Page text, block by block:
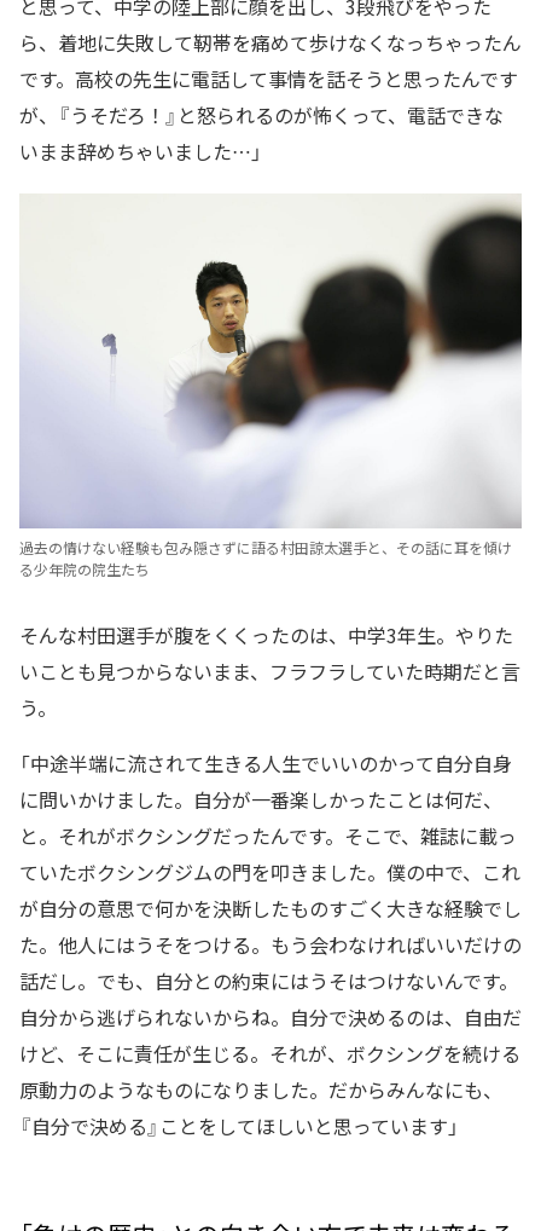
ら、着地に失敗して靭帯を痛めて歩けなくなっちゃったん
です。高校の先生に電話して事情を話そうと思ったんです
が、『うそだろ！』と怒られるのが怖くって、電話できな
いまま辞めちゃいました…」
過去の情けない経験も包み隠さずに語る村田諒太選手と、その話に耳を傾け
る少年院の院生たち
そんな村田選手が腹をくくったのは、中学3年生。やりた
いことも見つからないまま、フラフラしていた時期だと言
う。
「中途半端に流されて生きる人生でいいのかって自分自身
に問いかけました。自分が一番楽しかったことは何だ、
と。それがボクシングだったんです。そこで、雑誌に載っ
ていたボクシングジムの門を叩きました。僕の中で、これ
が自分の意思で何かを決断したものすごく大きな経験でし
た。他人にはうそをつける。もう会わなければいいだけの
話だし。でも、自分との約束にはうそはつけないんです。
自分から逃げられないからね。自分で決めるのは、自由だ
けど、そこに責任が生じる。それが、ボクシングを続ける
原動力のようなものになりました。だからみんなにも、
『自分で決める』ことをしてほしいと思っています」